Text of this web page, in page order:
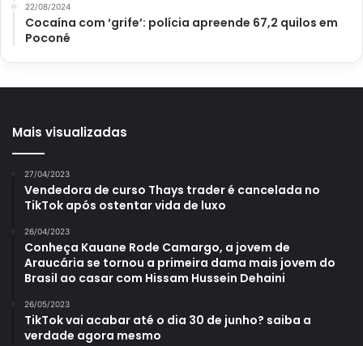
ficar por dentro das demais matérias e dicas aqui do
Atualizei.Você ficará surpreso com o tanto de
dcoração
Jardim boho
22/08/2024
Cocaína com ‘grife’: polícia apreende 67,2 quilos em
Poconé
Mais visualizadas
27/04/2023
Vendedora de curso Thays trader é cancelada no
TikTok após ostentar vida de luxo
26/04/2023
Conheça Kauane Rode Camargo, a jovem de
Araucária se tornou a primeira dama mais jovem do
Brasil ao casar com Hissam Hussein Dehaini
26/05/2023
TikTok vai acabar até o dia 30 de junho? saiba a
verdade agora mesmo